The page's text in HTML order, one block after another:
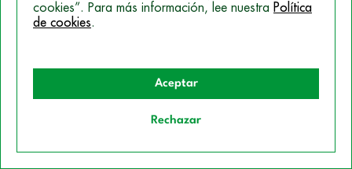
Curso de Auxiliar Veterinario y
Cuidador de Animales de Zoológico
cookies”. Para más información, lee nuestra Política
de cookies.
Aceptar
Rechazar